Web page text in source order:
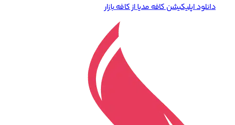
دانلود اپلیکیشن کافه مدیا از کافه بازار